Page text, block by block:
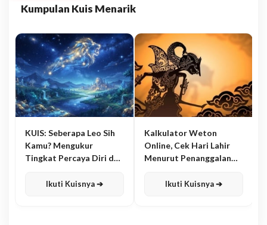
Kumpulan Kuis Menarik
KUIS: Seberapa Leo Sih
Kamu? Mengukur
Tingkat Percaya Diri dan
Ikuti Kuisnya ➔
Kalkulator Weton
Online, Cek Hari Lahir
Menurut Penanggalan
Ikuti Kuisnya ➔